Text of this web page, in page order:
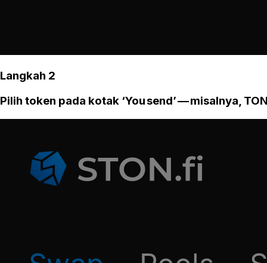
Langkah 2
Pilih token pada kotak ‘You send’ — misalnya,